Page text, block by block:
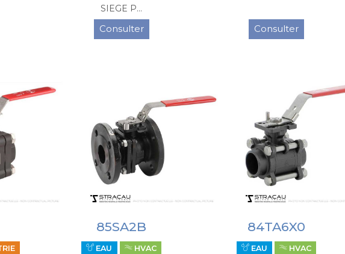
SIEGE P...
Consulter Consulter
85SA2B
EAU
HVAC
84TA6X0
EAU
HVAC